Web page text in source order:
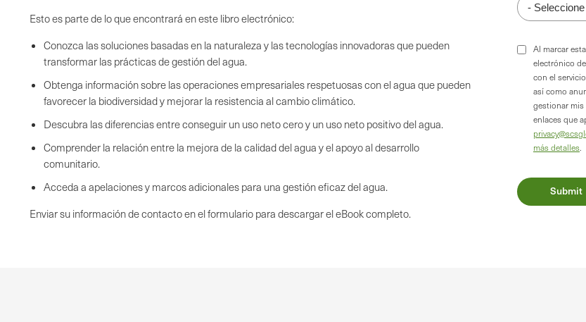
Esto es parte de lo que encontrará en este libro electrónico:
Conozca las soluciones basadas en la naturaleza y las tecnologías innovadoras que pueden
transformar las prácticas de gestión del agua.
Obtenga información sobre las operaciones empresariales respetuosas con el agua que pueden
favorecer la biodiversidad y mejorar la resistencia al cambio climático.
Descubra las diferencias entre conseguir un uso neto cero y un uso neto positivo del agua.
Comprender la relación entre la mejora de la calidad del agua y el apoyo al desarrollo
comunitario.
Acceda a apelaciones y marcos adicionales para una gestión eficaz del agua.
Enviar su información de contacto en el formulario para descargar el eBook completo.
Al marcar
electrónico
con el
así como
gestionar
enlaces que
más detalles